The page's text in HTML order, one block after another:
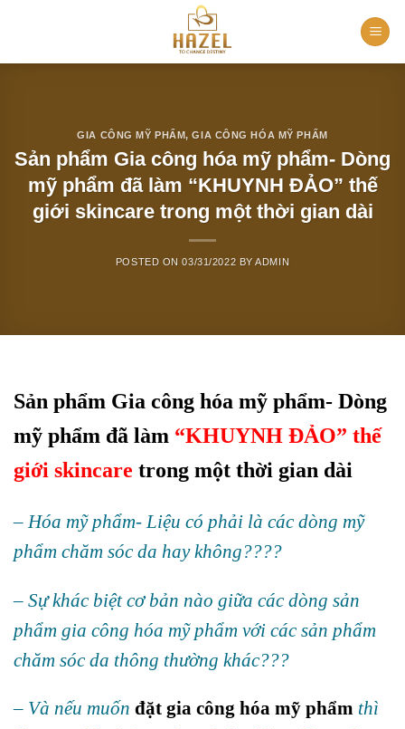
GIA CÔNG MỸ PHẨM,GIA CÔNG HÓA MỸ PHẨM
Sản phẩm Gia công hóa mỹ phẩm- Dòng
mỹ phẩm đã làm “KHUYNH ĐẢO” thế
giới skincare trong một thời gian dài
POSTED ON03/31/2022 BYADMIN
Sản phẩm Gia công hóa mỹ phẩm- Dòng
mỹ phẩm đã làm “KHUYNH ĐẢO” thế
giới skincare trong một thời gian dài
– Hóa mỹ phẩm- Liệu có phải là các dòng mỹ
phẩm chăm sóc da hay không????
– Sự khác biệt cơ bản nào giữa các dòng sản
phẩm gia công hóa mỹ phẩm với các sản phẩm
chăm sóc da thông thường khác???
– Và nếu muốn đặt gia công hóa mỹ phẩm thì